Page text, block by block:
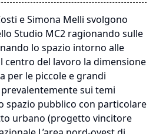
e Simona Melli svolgono
Studio MC2 ragionando sulle
lo spazio intorno alle
centro del lavoro la dimensione
per le piccole e grandi
sui temi
spazio pubblico con particolare
urbano (progetto vincitore